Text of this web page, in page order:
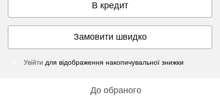
В кредит
Замовити швидко
Увійти для відображення накопичувальної знижки
До обраного